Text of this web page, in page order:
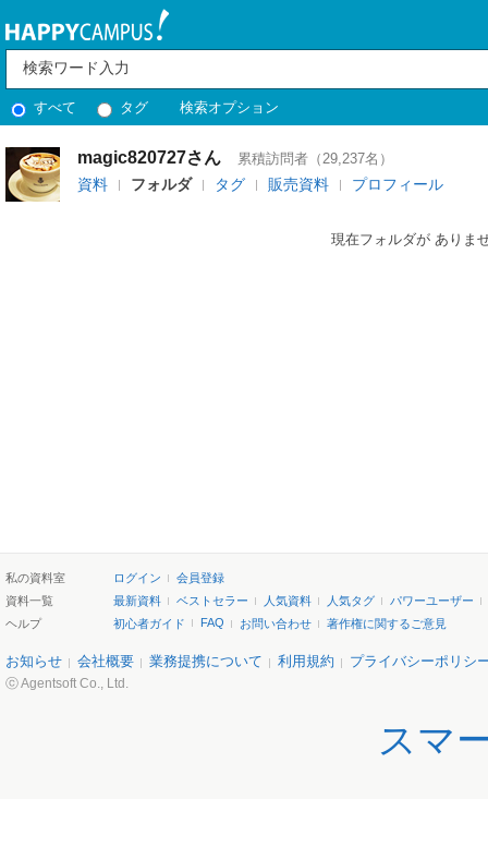
すべて タグ 検索オプション
magic820727さん 累積訪問者（29,237名）
資料 フォルダ タグ 販売資料 プロフィール
現在フォルダが ありま
私の資料室 ログイン
会員登録
資料一覧
最新資料 ベストセラー 人気資料 人気タグ
パワーユーザー
ヘルプ
初心者ガイド FAQ お問い合わせ 著作権に関するご意見
お知らせ 会社概要 業務提携について 利用規約 プライバシーポリシ
ⓒ Agentsoft Co., Ltd.
スマ